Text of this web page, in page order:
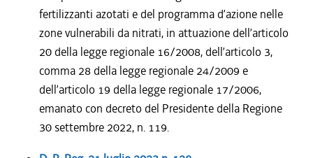
fertilizzanti azotati e del programma d’azione nelle
zone vulnerabili da nitrati, in attuazione dell’articolo
20 della legge regionale 16/2008, dell’articolo 3,
comma 28 della legge regionale 24/2009 e
dell’articolo 19 della legge regionale 17/2006,
emanato con decreto del Presidente della Regione
30 settembre 2022, n. 119.